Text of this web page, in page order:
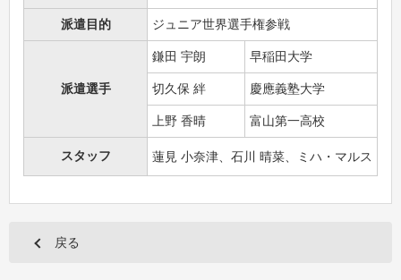
派遣目的 ジュニア世界選手権参戦
派遣選手
鎌田 宇朗 早稲田大学
切久保 絆 慶應義塾大学
上野 香晴 富山第一高校
スタッフ 蓮見 小奈津、石川 晴菜、ミハ・マルス
戻る